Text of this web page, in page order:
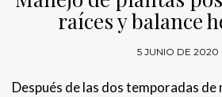
raíces y balance
5 JUNIO DE 2020
Después de las dos temporadas de